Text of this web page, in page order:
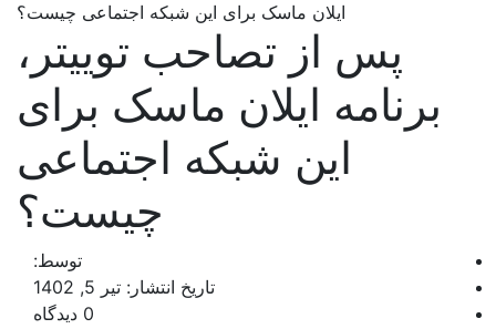
ایلان ماسک برای این شبکه اجتماعی چیست؟
پس از تصاحب توییتر،
برنامه ایلان ماسک برای
این شبکه اجتماعی
چیست؟
توسط:
تاریخ انتشار: تیر 5, 1402